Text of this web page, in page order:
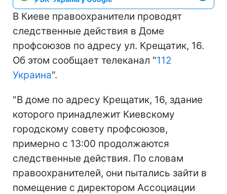
В Киеве правоохранители проводят
следственные действия в Доме
профсоюзов по адресу ул. Крещатик, 16.
Об этом сообщает телеканал "112
Украина".
"В доме по адресу Крещатик, 16, здание
которого принадлежит Киевскому
городскому совету профсоюзов,
примерно с 13:00 продолжаются
следственные действия. По словам
правоохранителей, они пытались зайти в
помещение с директором Ассоциации